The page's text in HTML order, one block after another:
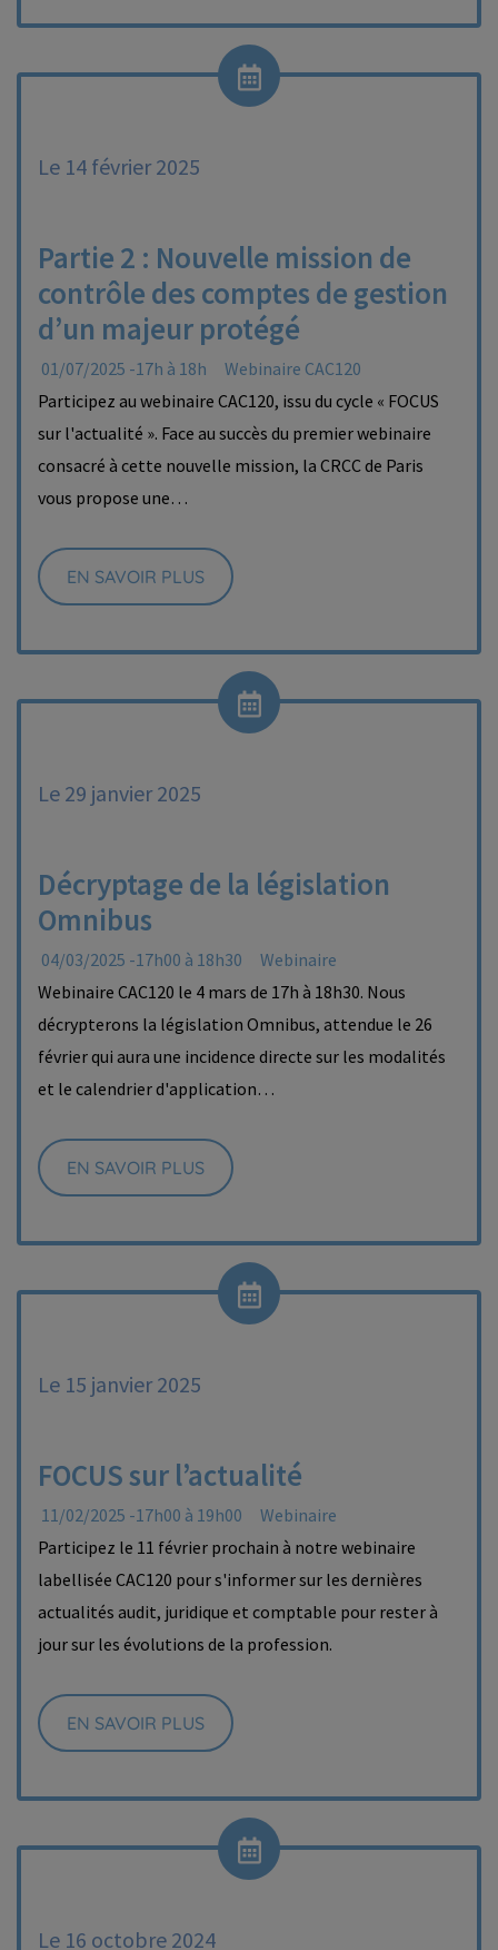
Le 14 février 2025
Partie 2 : Nouvelle mission de
contrôle des comptes de gestion
d’un majeur protégé
01/07/2025 -17h à 18h
Webinaire CAC120
Participez au webinaire CAC120, issu du cycle « FOCUS
sur l'actualité ». Face au succès du premier webinaire
consacré à cette nouvelle mission, la CRCC de Paris
vous propose une…
EN SAVOIR PLUS
Le 29 janvier 2025
Décryptage de la législation
Omnibus
04/03/2025 -17h00 à 18h30
Webinaire
Webinaire CAC120 le 4 mars de 17h à 18h30. Nous
décrypterons la législation Omnibus, attendue le 26
février qui aura une incidence directe sur les modalités
et le calendrier d'application…
EN SAVOIR PLUS
Le 15 janvier 2025
FOCUS sur l’actualité
11/02/2025 -17h00 à 19h00
Webinaire
Participez le 11 février prochain à notre webinaire
labellisée CAC120 pour s'informer sur les dernières
actualités audit, juridique et comptable pour rester à
jour sur les évolutions de la profession.
EN SAVOIR PLUS
Le 16 octobre 2024